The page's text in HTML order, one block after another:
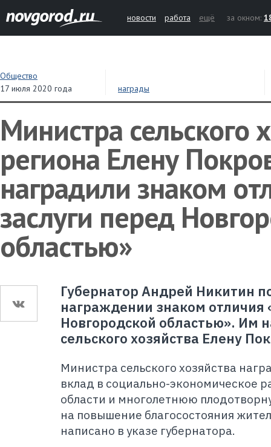
новости работа ещё за окном:
Общество
17 июля 2020 года
награды
Министра сельского
региона Елену
наградили знаком
заслуги перед
областью»
Губернатор Андрей Никитин
награждении знаком отличия
Новгородской областью». Им
сельского хозяйства Елену
Министра сельского хозяйства
вклад в социально-экономическое
области и многолетнюю
на повышение благосостояния
написано в указе губернатора.